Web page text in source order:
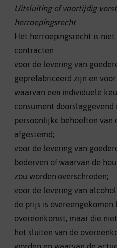
Uitsluiting of voortijdig
herroepingsrecht
Het herroepingsrecht is
contracten
voor de levering van
geprefabriceerd zijn en
waarvan een individuele
consument
persoonlijke behoeften van
afgestemd;
voor de levering van
bederven of waarvan de
zou worden overschreden;
voor de levering van
de prijs is
overeenkomst, maar die
het sluiten van de